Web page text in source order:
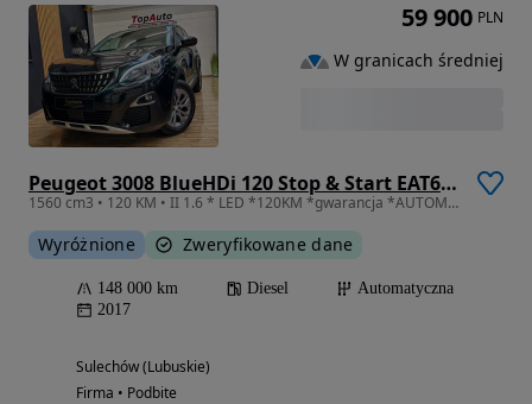
Peugeot 3008 BlueHDi 120 Stop & Start EAT6 Allure
1560 cm3 • 120 KM • II 1.6 * LED *120KM *gwarancja *AUTOMAT* BEZWYPADKOWY* zarejestrowany
Wyróżnione Zweryfikowane dane
148 000 km Diesel
Automatyczna
2017
Sulechów (Lubuskie)
Firma • Podbite
59 900 PLN
W granicach średniej